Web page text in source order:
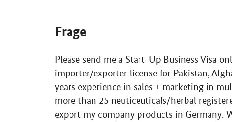
Frage
Please send me a Start-Up Business Visa
importer/exporter license for Pakistan,
years experience in sales + marketing in
more than 25 neuticeuticals/herbal
export my company products in Germany.